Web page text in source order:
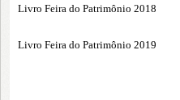
Livro Feira do Patrimônio 2018
Livro Feira do Patrimônio 2019